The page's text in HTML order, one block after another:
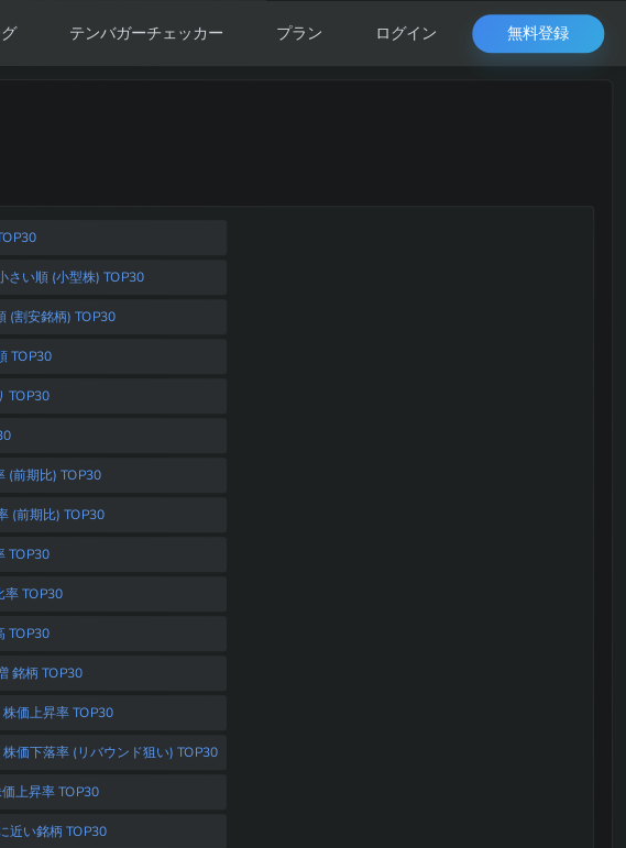
テンバガーチェッカー プラン ログイン 無料登録
さい順 (小型株) TOP30
(割安銘柄) TOP30
TOP30
TOP30
(前期比) TOP30
(前期比) TOP30
TOP30
率 TOP30
TOP30
銘柄 TOP30
価上昇率 TOP30
価下落率 (リバウンド狙い) TOP30
上昇率 TOP30
近い銘柄 TOP30